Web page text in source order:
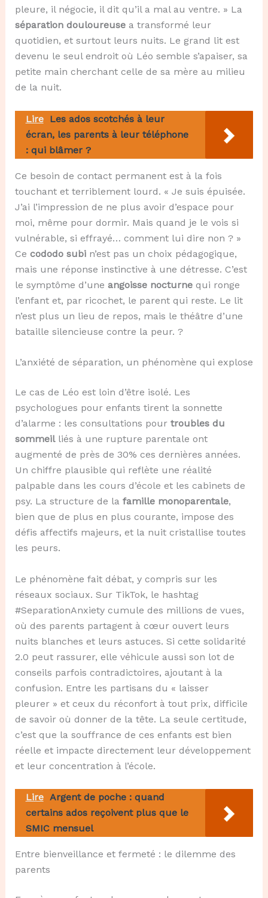
pleure, il négocie, il dit qu’il a mal au ventre. » La
séparation douloureusea transformé leur
quotidien, et surtout leurs nuits. Le grand lit est
devenu le seul endroit où Léo semble s’apaiser, sa
petite main cherchant celle de sa mère au milieu
de la nuit.
Lire Les ados scotchés à leur
écran, les parents à leur téléphone
: qui blâmer ?
Ce besoin de contact permanent est à la fois
touchant et terriblement lourd. « Je suis épuisée.
J’ai l’impression de ne plus avoir d’espace pour
moi, même pour dormir. Mais quand je le vois si
vulnérable, si effrayé… comment lui dire non ? »
Ce cododo subin’est pas un choix pédagogique,
mais une réponse instinctive à une détresse. C’est
le symptôme d’une angoisse nocturnequi ronge
l’enfant et, par ricochet, le parent qui reste. Le lit
n’est plus un lieu de repos, mais le théâtre d’une
bataille silencieuse contre la peur. ?
L’anxiété de séparation, un phénomène qui explose
Le cas de Léo est loin d’être isolé. Les
psychologues pour enfants tirent la sonnette
d’alarme : les consultations pour troubles du
sommeilliés à une rupture parentale ont
augmenté de près de 30% ces dernières années.
Un chiffre plausible qui reflète une réalité
palpable dans les cours d’école et les cabinets de
psy. La structure de la famille monoparentale,
bien que de plus en plus courante, impose des
défis affectifs majeurs, et la nuit cristallise toutes
les peurs.
Le phénomène fait débat, y compris sur les
réseaux sociaux. Sur TikTok, le hashtag
#SeparationAnxiety cumule des millions de vues,
où des parents partagent à cœur ouvert leurs
nuits blanches et leurs astuces. Si cette solidarité
2.0 peut rassurer, elle véhicule aussi son lot de
conseils parfois contradictoires, ajoutant à la
confusion. Entre les partisans du « laisser
pleurer » et ceux du réconfort à tout prix, difficile
de savoir où donner de la tête. La seule certitude,
c’est que la souffrance de ces enfants est bien
réelle et impacte directement leur développement
et leur concentration à l’école.
Lire Argent de poche : quand
certains ados reçoivent plus que le
SMIC mensuel
Entre bienveillance et fermeté : le dilemme des
parents